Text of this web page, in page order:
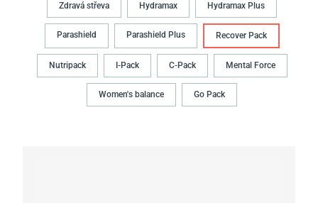
Zdravá střeva Hydramax Hydramax Plus
Parashield Parashield Plus Recover Pack
Nutripack I-Pack C-Pack Mental Force
Women's balance Go Pack